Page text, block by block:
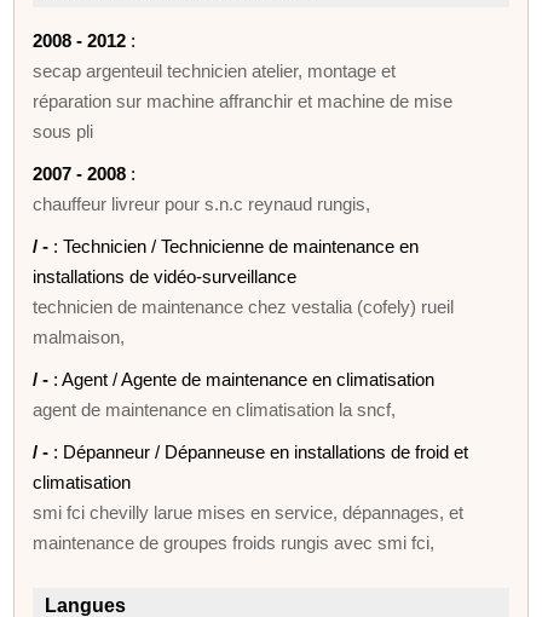
2008 - 2012 :
secap argenteuil technicien atelier, montage et
réparation sur machine affranchir et machine de mise
sous pli
2007 - 2008 :
chauffeur livreur pour s.n.c reynaud rungis,
/ - : Technicien / Technicienne de maintenance en
installations de vidéo-surveillance
technicien de maintenance chez vestalia (cofely) rueil
malmaison,
/ - : Agent / Agente de maintenance en climatisation
agent de maintenance en climatisation la sncf,
/ - : Dépanneur / Dépanneuse en installations de froid et
climatisation
smi fci chevilly larue mises en service, dépannages, et
maintenance de groupes froids rungis avec smi fci,
Langues